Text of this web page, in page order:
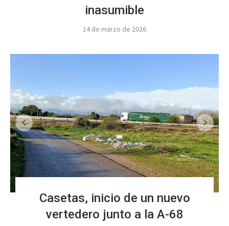
inasumible
14 de marzo de 2026
Casetas, inicio de un nuevo
vertedero junto a la A-68